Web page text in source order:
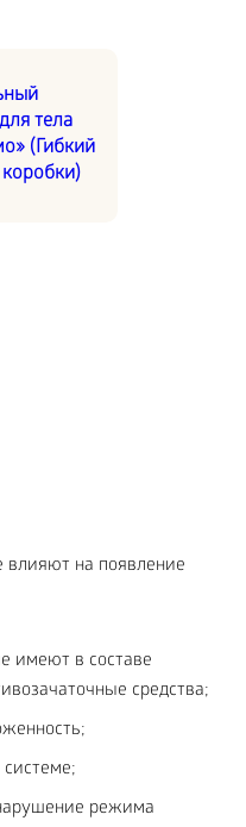
тела
(Гибкий
на появление
имеют в составе
средства;
режима